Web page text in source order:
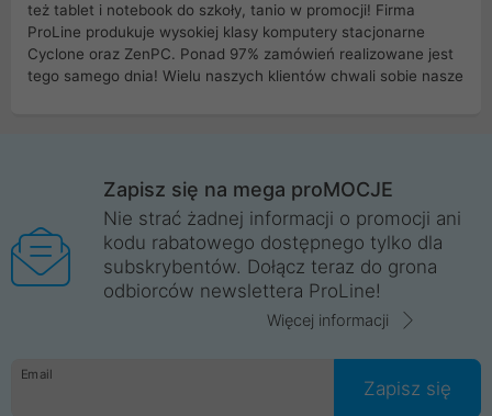
też tablet i notebook do szkoły, tanio w promocji! Firma
ProLine produkuje wysokiej klasy komputery stacjonarne
Cyclone oraz ZenPC. Ponad 97% zamówień realizowane jest
tego samego dnia! Wielu naszych klientów chwali sobie nasze
Wrocław, Poznań, Legnica, Katowice, Gliwice, Kalisz, Bytom,
Trzebnica, Opole. Szybka i profesjonalna obsługa!
ProLine to polska firma ze 100% polskim kapitałem. Działamy
legalnie i płacimy podatki w naszym kraju! Posiadamy siedzibę
główną w Mirkowie oraz salony na terenie kraju. Cała
komunikacja ze sklepem komputerowym ProLine jest
danych osobowych. Dlatego zakup notebooka albo laptopa w
ProLine to czysta przyjemność i pełne bezpieczeństwo.
Zaopatrzysz się u nas w akcesoria i części komputerowe
Zapisz się na mega proMOCJE
Nie strać żadnej informacji o promocji ani
kodu rabatowego dostępnego tylko dla
subskrybentów. Dołącz teraz do grona
odbiorców newslettera ProLine!
Więcej informacji
Email
Zapisz się